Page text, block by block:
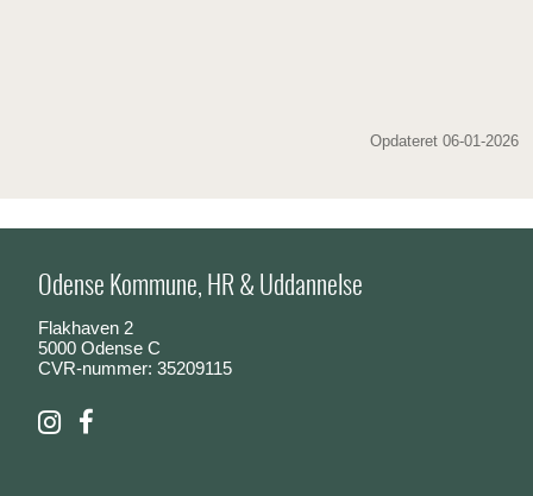
Opdateret 06-01-2026
Odense Kommune, HR & Uddannelse
Flakhaven 2
5000 Odense C
CVR-nummer: 35209115